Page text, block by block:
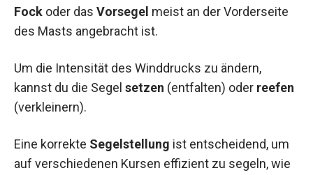
Fock oder das Vorsegel meist an der Vorderseite
des Masts angebracht ist.
Um die Intensität des Winddrucks zu ändern,
kannst du die Segel setzen (entfalten) oder reefen
(verkleinern).
Eine korrekte Segelstellung ist entscheidend, um
auf verschiedenen Kursen effizient zu segeln, wie